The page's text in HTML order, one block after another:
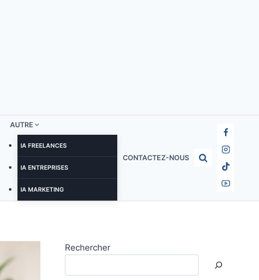
AUTRE
IA FREELANCES
IA ENTREPRISES
IA MARKETING
CONTACTEZ-NOUS
Rechercher